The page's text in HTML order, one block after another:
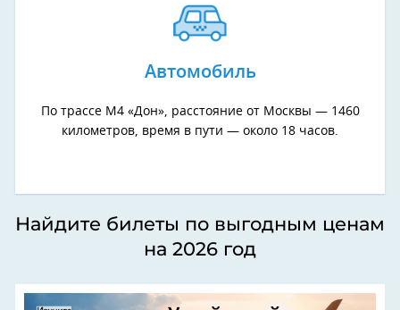
Автомобиль
По трассе М4 «Дон», расстояние от Москвы — 1460
километров, время в пути — около 18 часов.
Найдите билеты по выгодным ценам
на 2026 год